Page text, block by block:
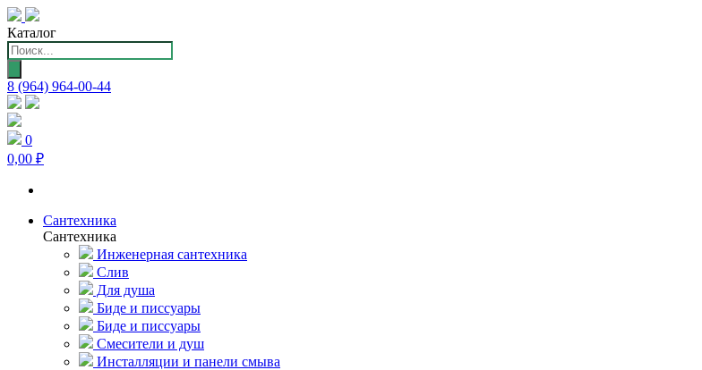
Каталог
Поиск
товаров
8 (964) 964-00-44
0
0,00 ₽
Сантехника
Сантехника
Инженерная сантехника
Слив
Для душа
Биде и писсуары
Биде и писсуары
Смесители и душ
Инсталляции и панели смыва